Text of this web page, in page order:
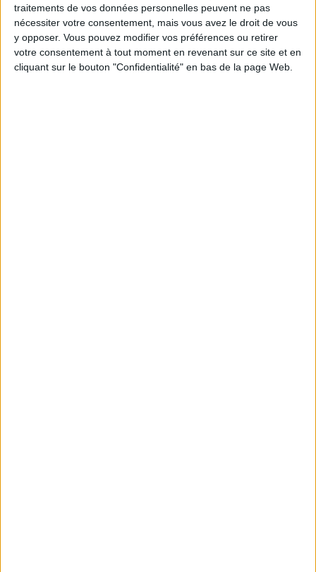
traitements de vos données personnelles peuvent ne pas
nécessiter votre consentement, mais vous avez le droit de vous
y opposer. Vous pouvez modifier vos préférences ou retirer
votre consentement à tout moment en revenant sur ce site et en
cliquant sur le bouton "Confidentialité" en bas de la page Web.
LES EXPOS À RATTRAPER À TOUT PRIX CET ÉTÉ